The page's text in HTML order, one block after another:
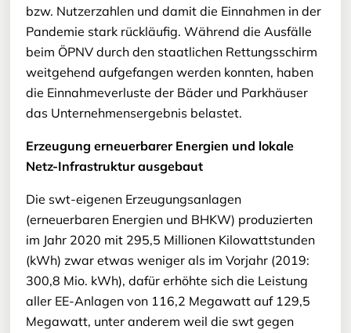
bzw. Nutzerzahlen und damit die Einnahmen in der
Pandemie stark rückläufig. Während die Ausfälle
beim ÖPNV durch den staatlichen Rettungsschirm
weitgehend aufgefangen werden konnten, haben
die Einnahmeverluste der Bäder und Parkhäuser
das Unternehmensergebnis belastet.
Erzeugung erneuerbarer Energien und lokale
Netz-Infrastruktur ausgebaut
Die swt-eigenen Erzeugungsanlagen
(erneuerbaren Energien und BHKW) produzierten
im Jahr 2020 mit 295,5 Millionen Kilowattstunden
(kWh) zwar etwas weniger als im Vorjahr (2019:
300,8 Mio. kWh), dafür erhöhte sich die Leistung
aller EE-Anlagen von 116,2 Megawatt auf 129,5
Megawatt, unter anderem weil die swt gegen